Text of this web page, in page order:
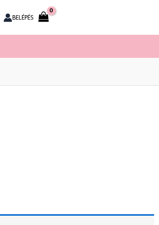
BELÉPÉS